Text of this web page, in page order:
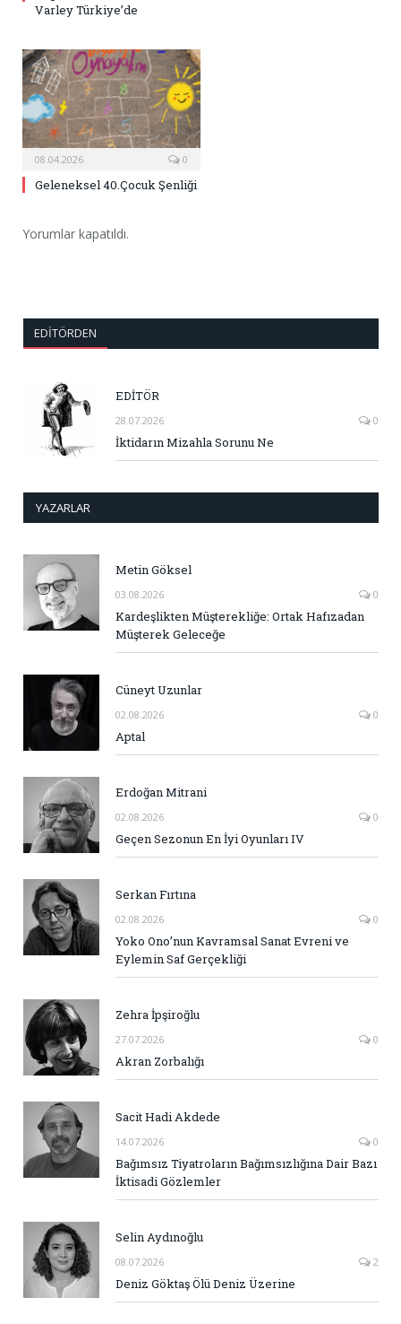
Varley Türkiye’de
08.04.2026 0
Geleneksel 40.Çocuk Şenliği
Yorumlar kapatıldı.
EDITÖRDEN
EDİTÖR
28.07.2026 0
İktidarın Mizahla Sorunu Ne
YAZARLAR
Metin Göksel
03.08.2026 0
Kardeşlikten Müşterekliğe: Ortak Hafızadan
Müşterek Geleceğe
Cüneyt Uzunlar
02.08.2026 0
Aptal
Erdoğan Mitrani
02.08.2026 0
Geçen Sezonun En İyi Oyunları IV
Serkan Fırtına
02.08.2026 0
Yoko Ono’nun Kavramsal Sanat Evreni ve
Eylemin Saf Gerçekliği
Zehra İpşiroğlu
27.07.2026 0
Akran Zorbalığı
Sacit Hadi Akdede
14.07.2026 0
Bağımsız Tiyatroların Bağımsızlığına Dair Bazı
İktisadi Gözlemler
Selin Aydınoğlu
08.07.2026 2
Deniz Göktaş Ölü Deniz Üzerine